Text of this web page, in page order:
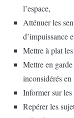
l’espace,
Atténuer les
d’impuissance
Mettre à plat
Mettre en
inconsidérés en
Informer sur
Repérer les